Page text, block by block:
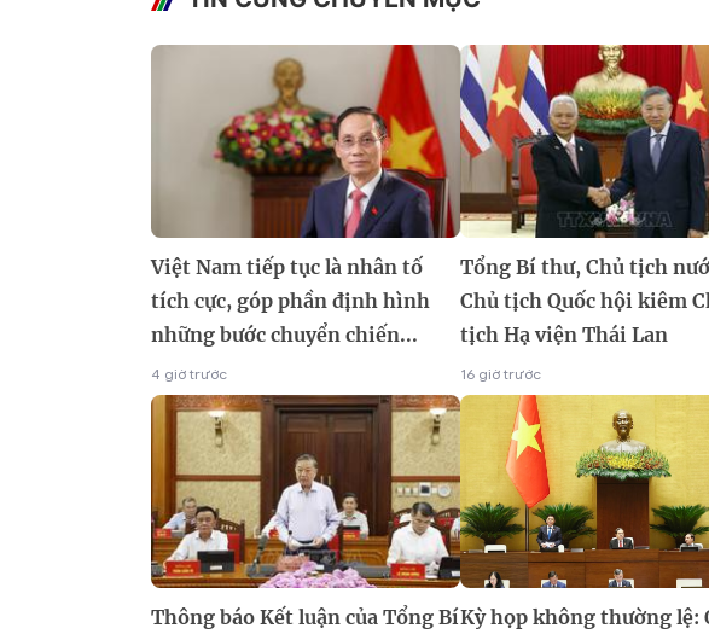
Việt Nam tiếp tục là nhân tố
tích cực, góp phần định hình
những bước chuyển chiến...
4 giờ trước
Tổng Bí thư, Chủ tịch
Chủ tịch Quốc hội kiêm
tịch Hạ viện Thái Lan
16 giờ trước
Thông báo Kết luận của Tổng BíKỳ họp không thường lệ: